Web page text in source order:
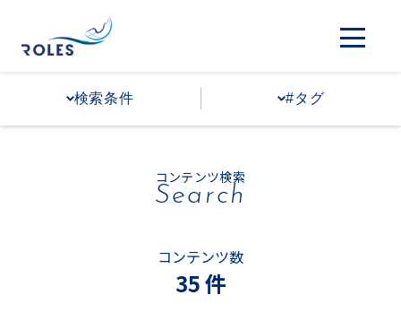
検索条件 #タグ
コンテンツ検索
Search
コンテンツ数
35 件